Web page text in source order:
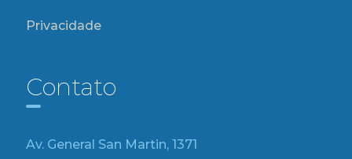
Privacidade
Contato
Av. General San Martin, 1371